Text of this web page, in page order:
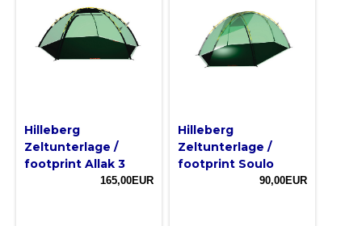
Hilleberg
Zeltunterlage /
footprint Allak 3
165,00EUR
Hilleberg
Zeltunterlage /
footprint Soulo
90,00EUR